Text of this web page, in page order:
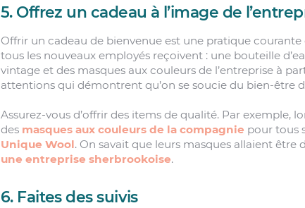
5. Offrez un cadeau à l’image de
Offrir un cadeau de bienvenue est une pratique courante
tous les nouveaux employés reçoivent : une bouteille
vintage et des masques aux couleurs de l’entreprise à
attentions qui démontrent qu’on se soucie du bien-être
Assurez-vous d’offrir des items de qualité. Par exemple,
des masques aux couleurs de la compagnie pour tous
Unique Wool. On savait que leurs masques allaient être
une entreprise sherbrookoise.
6. Faites des suivis